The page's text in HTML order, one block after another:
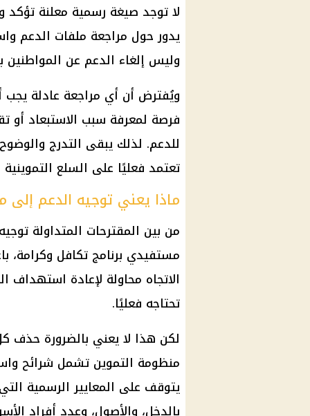
لا توجد صيغة رسمية معلنة تؤكد
يدور حول مراجعة ملفات الدعم
وليس إلغاء الدعم عن المواطنين
ويُفترض أن أي مراجعة عادلة يجب
فرصة لمعرفة سبب الاستبعاد أو
للدعم. لذلك يبقى التدرج
تعتمد فعليًا على السلع التموينية
ماذا يعني توجيه الدعم
من بين المقترحات المتداولة توجيه الدعم
مستفيدي برنامج تكافل وكرامة،
الاتجاه محاولة لإعادة
تحتاجه فعليًا.
لكن هذا لا يعني بالضرورة
منظومة التموين تشمل شرائح
يتوقف على المعايير الرسمية
بالدخل، والأصول، وعدد أفراد